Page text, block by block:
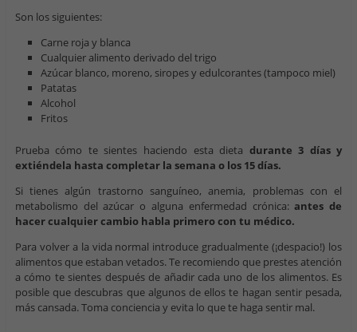
Son los siguientes:
Carne roja y blanca
Cualquier alimento derivado del trigo
Azúcar blanco, moreno, siropes y edulcorantes (tampoco miel)
Patatas
Alcohol
Fritos
Prueba cómo te sientes haciendo esta dieta durante 3 días y
extiéndela hasta completar la semana o los 15 días.
Si tienes algún trastorno sanguíneo, anemia, problemas con el
metabolismo del azúcar o alguna enfermedad crónica:antes de
hacer cualquier cambio habla primero con tu médico.
Para volver a la vida normal introduce gradualmente (¡despacio!) los
alimentos que estaban vetados. Te recomiendo que prestes atención
a cómo te sientes después de añadir cada uno de los alimentos. Es
posible que descubras que algunos de ellos te hagan sentir pesada,
más cansada. Toma conciencia y evita lo que te haga sentir mal.